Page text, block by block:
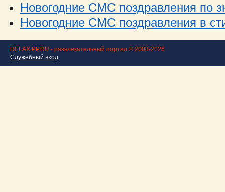
Новогодние СМС поздравления по
Новогодние СМС поздравления в
RELAX.PP.RU - развлекательный портал © 2003-2026
Служебный вход